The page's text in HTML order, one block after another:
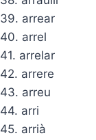
39. arrear
40. arrel
41. arrelar
42. arrere
43. arreu
44. arri
45. arrià